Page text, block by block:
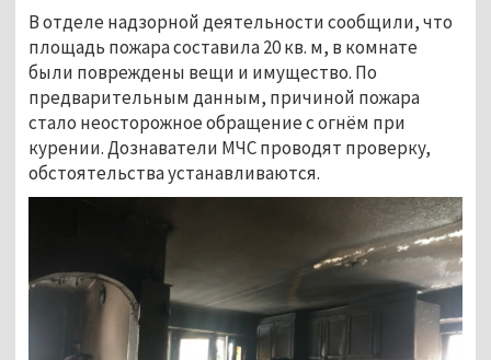
В отделе надзорной деятельности сообщили, что
площадь пожара составила 20 кв. м, в комнате
были повреждены вещи и имущество. По
предварительным данным, причиной пожара
стало неосторожное обращение с огнём при
курении. Дознаватели МЧС проводят проверку,
обстоятельства устанавливаются.